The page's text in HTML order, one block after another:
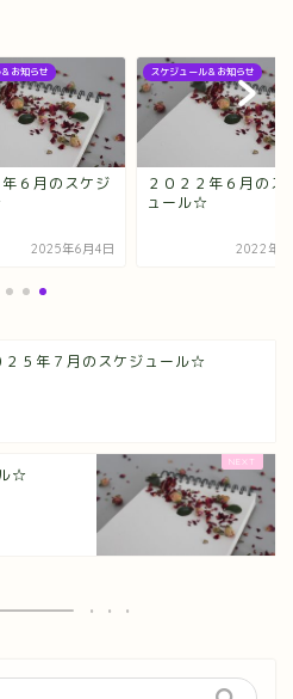
スケジュール＆お知らせ
２０２２年６月のスケジ
スケジ
２０
２５年７月のスケジュール☆
☆